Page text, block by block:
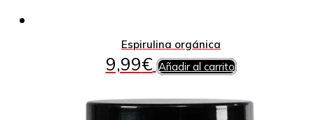
Espirulina orgánica
9,99€ Añadir al carrito